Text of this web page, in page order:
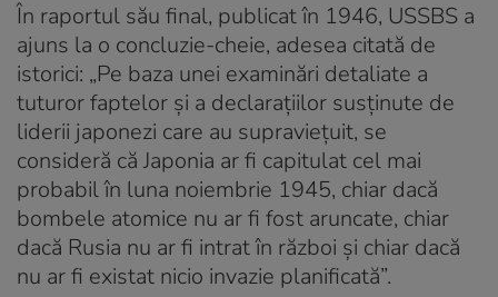
În raportul său final, publicat în 1946, USSBS a
ajuns la o concluzie-cheie, adesea citată de
istorici: „Pe baza unei examinări detaliate a
tuturor faptelor și a declarațiilor susținute de
liderii japonezi care au supraviețuit, se
consideră că Japonia ar fi capitulat cel mai
probabil în luna noiembrie 1945, chiar dacă
bombele atomice nu ar fi fost aruncate, chiar
dacă Rusia nu ar fi intrat în război și chiar dacă
nu ar fi existat nicio invazie planificată”.